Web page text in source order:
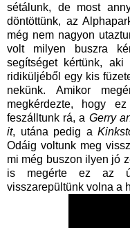
sétálunk, de most
döntöttünk, az
még nem nagyon
volt milyen buszra
segítséget kértünk,
ridiküljéből egy kis
nekünk. Amikor
megkérdezte, hogy
feszálltunk rá, a Gerry
it, utána pedig a
Odáig voltunk meg
mi még buszon ilyen jó
is megérte ez az
visszarepültünk volna a